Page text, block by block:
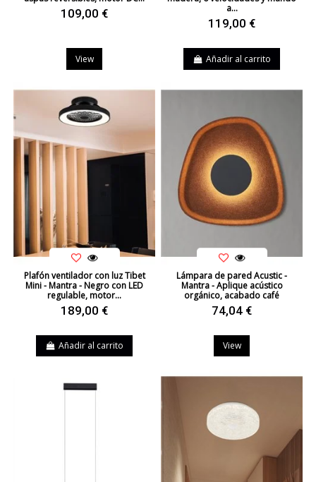
109,00 €
View
a...
119,00 €
Añadir al carrito
Plafón ventilador con luz Tibet
Mini - Mantra - Negro con LED
regulable, motor...
189,00 €
Añadir al carrito
Lámpara de pared Acustic -
Mantra - Aplique acústico
orgánico, acabado café
74,04 €
View